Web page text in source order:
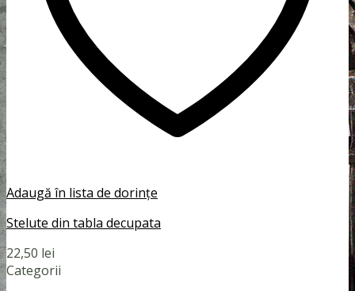
Adaugă în lista de dorințe
Stelute din tabla decupata
22,50 lei
Categorii